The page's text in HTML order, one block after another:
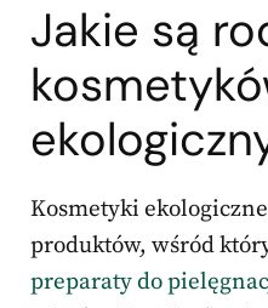
Jakie są
Kosmetyki
produktów, wśród
preparaty do